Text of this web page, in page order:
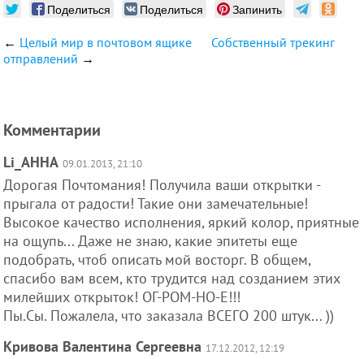
Поделиться Поделиться Запинить
← Целый мир в почтовом ящике
Собственный трекинг
отправлений →
Комментарии
Li_AHHA 09.01.2013, 21:10
Дорогая Почтомания! Получила ваши открытки -
прыгала от радости! Такие они замечательные!
Высокое качество исполнения, яркий колор, приятные
на ощупь... Даже не знаю, какие эпитеты еще
подобрать, чтоб описать мой восторг. В общем,
спасибо вам всем, кто трудится над созданием этих
милейших открыток! ОГ-РОМ-НО-Е!!!
Пы.Сы. Пожалела, что заказала ВСЕГО 200 штук... ))
Кривова Валентина Сергеевна 17.12.2012, 12:19